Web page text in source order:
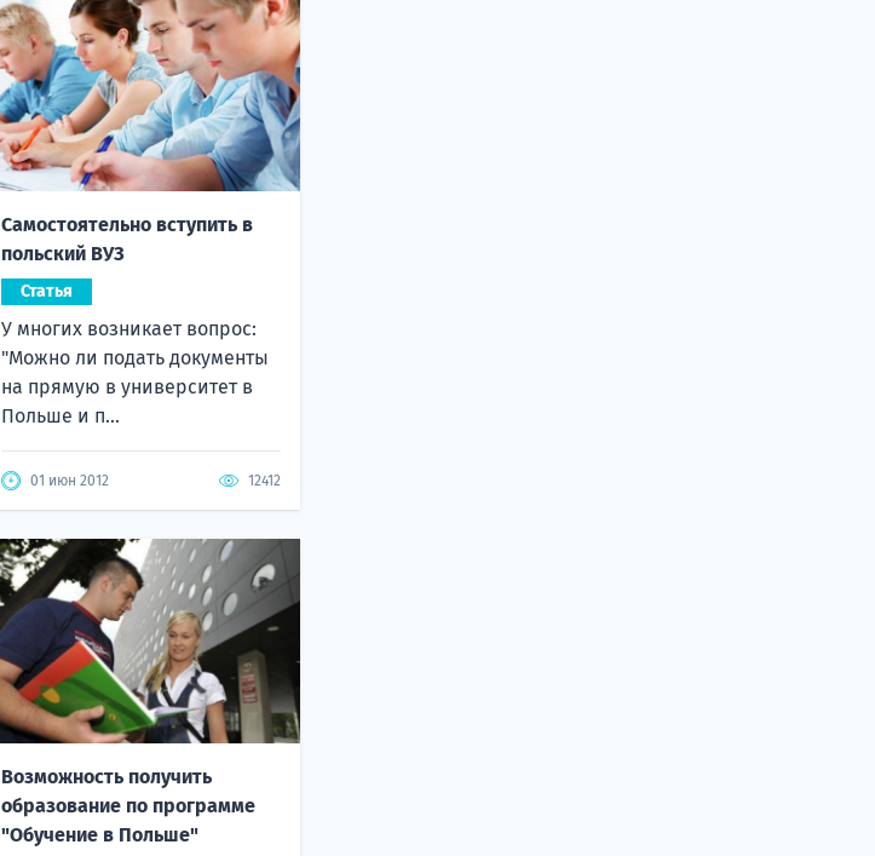
Самостоятельно вступить в
польский ВУЗ
Статья
У многих возникает вопрос:
"Можно ли подать документы
на прямую в университет в
Польше и п...
01 июн 2012 12412
Возможность получить
образование по программе
"Обучение в Польше"